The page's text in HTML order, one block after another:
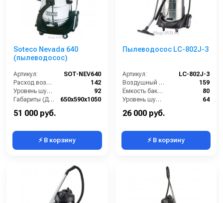
Soteco Nevada 640
(пылеводосос)
Артикул:
SOT-NEV640
Расход воздуха (л/сек):
142
Уровень шума (дБ(А)):
92
Габариты (ДхШхВ):
650х590х1050
Номинальный диаметр принадлежностей (мм):
51 000 руб.
⚡ В корзину
Пылеводосос LC-802J-3
Артикул:
LC-802J-3
Воздушный поток (л/сек):
159
Ёмкость бака (л):
80
Уровень шума (дБ):
64
Напряжение (В):
26 000 руб.
⚡ В корзину